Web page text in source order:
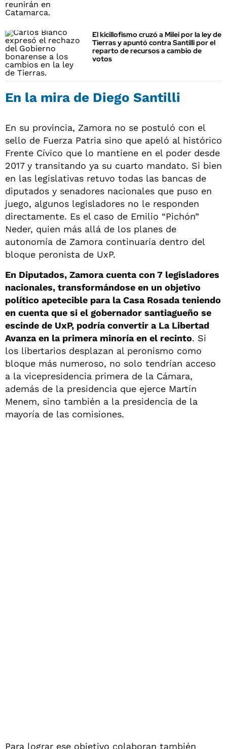
El kicillofismo cruzó a Milei por la ley de
Tierras y apuntó contra Santilli por el
reparto de recursos a cambio de
votos
En la mira de Diego Santilli
En su provincia, Zamora no se postuló con el
sello de Fuerza Patria sino que apeló al histórico
Frente Cívico que lo mantiene en el poder desde
2017 y transitando ya su cuarto mandato. Si bien
en las legislativas retuvo todas las bancas de
diputados y senadores nacionales que puso en
juego, algunos legisladores no le responden
directamente. Es el caso de Emilio “Pichón”
Neder, quien más allá de los planes de
autonomía de Zamora continuaría dentro del
bloque peronista de UxP.
En Diputados, Zamora cuenta con 7 legisladores
nacionales, transformándose en un objetivo
político apetecible para la Casa Rosada teniendo
en cuenta que si el gobernador santiagueño se
escinde de UxP, podría convertir a La Libertad
Avanza en la primera minoría en el recinto. Si
los libertarios desplazan al peronismo como
bloque más numeroso, no solo tendrían acceso
a la vicepresidencia primera de la Cámara,
además de la presidencia que ejerce Martín
Menem, sino también a la presidencia de la
mayoría de las comisiones.
Para lograr ese objetivo colaboran también